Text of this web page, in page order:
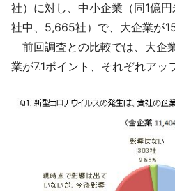
社）に対し、中小企業（同1億
社中、5,665社）で、大企業が
前回調査との比較では、大企
業が7.1ポイント、それぞれアッ